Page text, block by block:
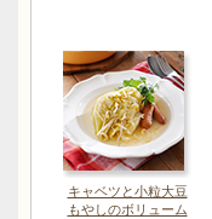
キャベツと小粒大豆
もやしのボリューム